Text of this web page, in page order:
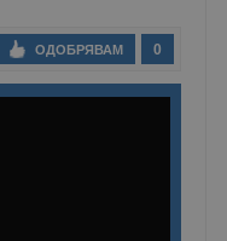
0
ОДОБРЯВАМ